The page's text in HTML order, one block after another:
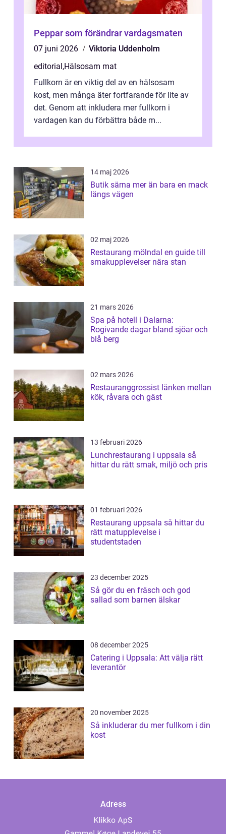
Peppar som förändrar vardagsmaten
07 juni 2026
Viktoria Uddenholm
editorial,Hälsosam mat
Fullkorn är en viktig del av en hälsosam
kost, men många äter fortfarande för lite av
det. Genom att inkludera mer fullkorn i
vardagen kan du förbättra både m...
14 maj 2026
Butik särna mer än bara en mack
längs vägen
02 maj 2026
Restaurang mölndal en guide till
smakupplevelser nära stan
21 mars 2026
Spa på hotell i Dalarna:
Rogivande dagar bland sjöar och
blå berg
02 mars 2026
Restauranggrossist länken mellan
kök, råvara och gäst
13 februari 2026
Lunchrestaurang i uppsala så
hittar du rätt smak, miljö och pris
01 februari 2026
Restaurang uppsala så hittar du
rätt matupplevelse i
studentstaden
23 december 2025
Så gör du en fräsch och god
sallad som barnen älskar
08 december 2025
Catering i Uppsala: Att välja rätt
leverantör
20 november 2025
Så inkluderar du mer fullkorn i din
kost
Adress